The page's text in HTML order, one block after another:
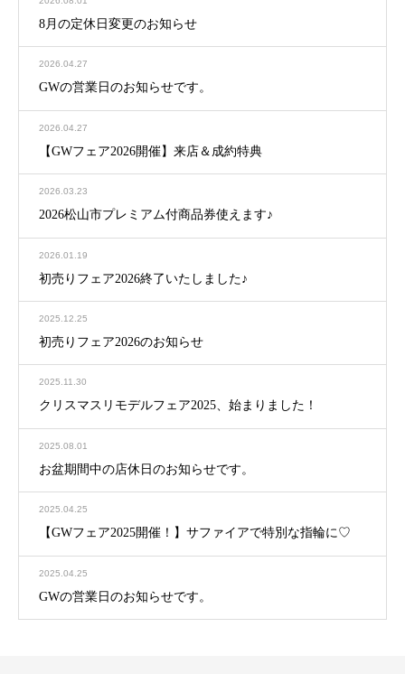
8月の定休日変更のお知らせ
2026.04.27
GWの営業日のお知らせです。
2026.04.27
【GWフェア2026開催】来店＆成約特典
2026.03.23
2026松山市プレミアム付商品券使えます♪
2026.01.19
初売りフェア2026終了いたしました♪
2025.12.25
初売りフェア2026のお知らせ
2025.11.30
クリスマスリモデルフェア2025、始まりました！
2025.08.01
お盆期間中の店休日のお知らせです。
2025.04.25
【GWフェア2025開催！】サファイアで特別な指輪に♡
2025.04.25
GWの営業日のお知らせです。